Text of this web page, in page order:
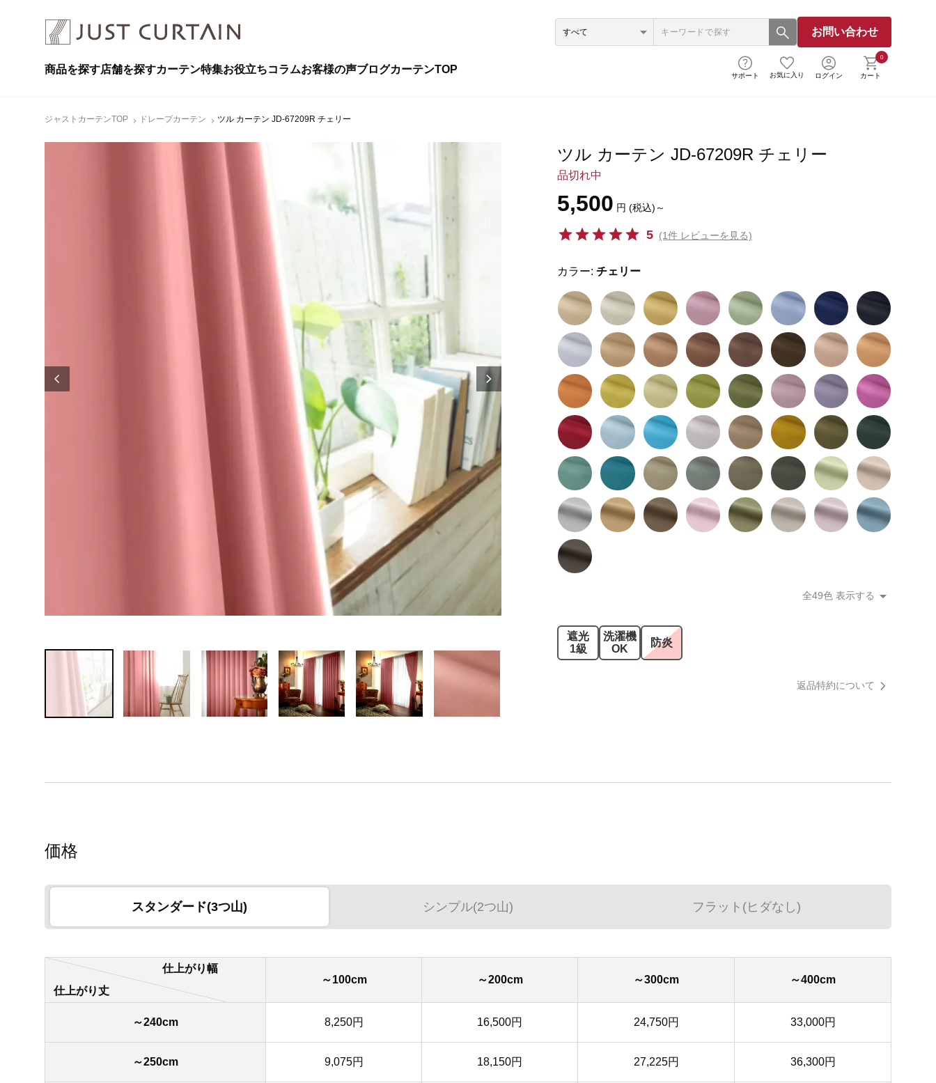
お問い合わせ
商品を探す店舗を探すカーテン特集お役立ちコラムお客様の声ブログカーテンTOP
サポート お気に入り ログイン
0
カート
ジャストカーテンTOP ドレープカーテン ツル カーテン JD-67209R チェリー
ツル カーテン JD-67209R チェリー
品切れ中
5,500 円 (税込)～
5 (1件 レビューを見る)
カラー: チェリー
全49色 表示する
遮光
1級
洗濯機
OK
防炎
返品特約について
価格
スタンダード(3つ山) シンプル(2つ山) フラット(ヒダなし)
仕上がり幅
仕上がり丈
～100cm ～200cm ～300cm ～400cm
～240cm 8,250円 16,500円 24,750円 33,000円
～250cm 9,075円 18,150円 27,225円 36,300円